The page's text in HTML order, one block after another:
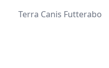
Terra Canis Futterabo